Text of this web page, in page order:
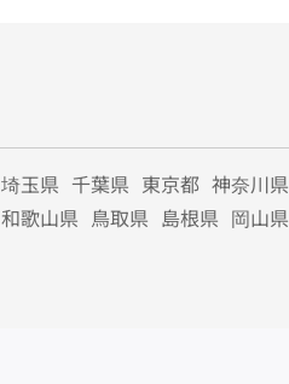
埼玉県 千葉県 東京都 神奈川県
和歌山県 鳥取県 島根県 岡山県